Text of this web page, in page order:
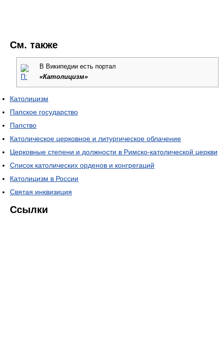
См. также
В Википедии есть портал
«Католицизм»
Католицизм
Папское государство
Папство
Католическое церковное и литургическое облачение
Церковные степени и должности в Римско-католической церкви
Список католических орденов и конгрегаций
Католицизм в России
Святая инквизиция
Ссылки